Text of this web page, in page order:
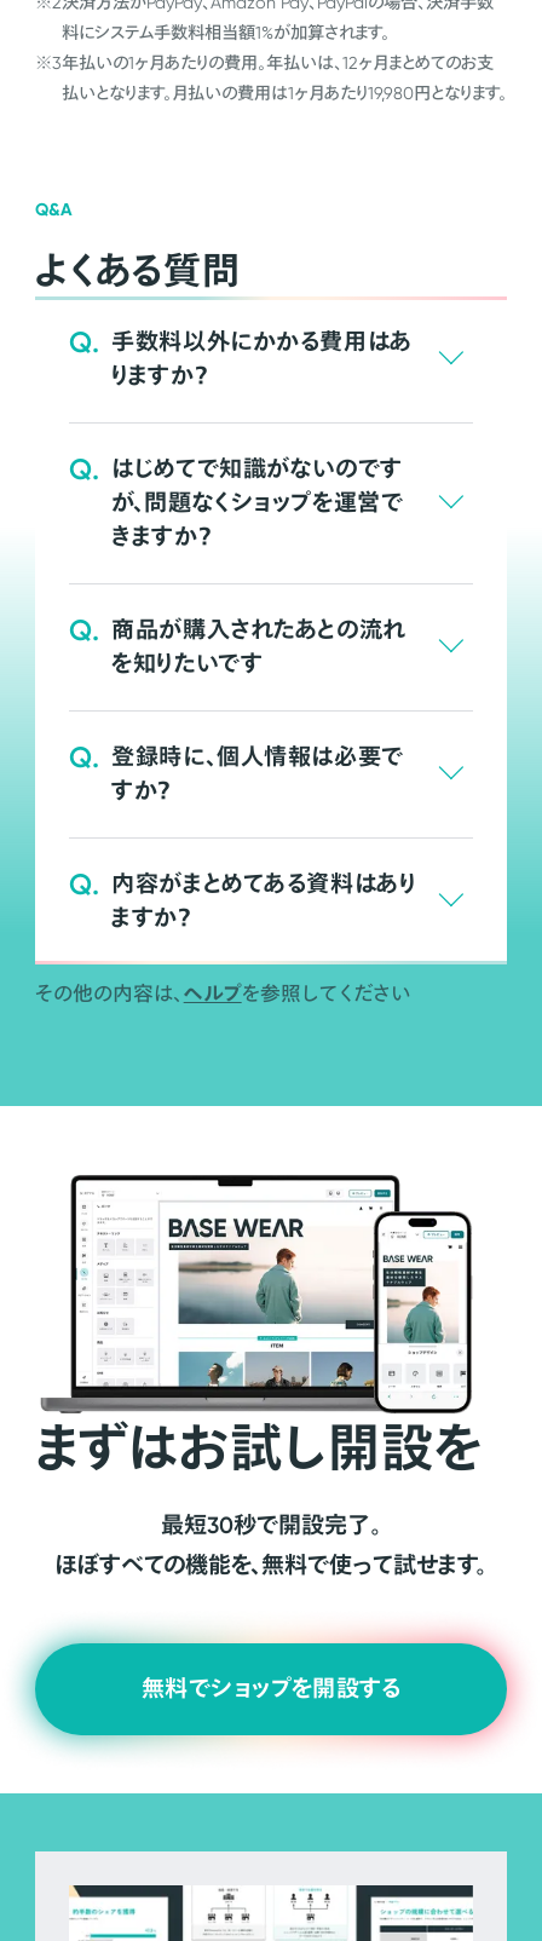
料にシステム手数料相当額1%が加算されます。
※3年払いの1ヶ月あたりの費用。年払いは、12ヶ月まとめてのお支
払いとなります。月払いの費用は1ヶ月あたり19,980円となります。
Q&A
よくある質問
Q. 手数料以外にかかる費用はあ
りますか？
Q. はじめてで知識がないのです
が、問題なくショップを運営で
きますか？
Q. 商品が購入されたあとの流れ
を知りたいです
Q. 登録時に、個人情報は必要で
すか？
Q. 内容がまとめてある資料はあり
ますか？
その他の内容は、 ヘルプを参照してください
まずはお試し開設を
最短30秒で開設完了。
ほぼすべての機能を、無料で使って試せます。
無料でショップを開設する